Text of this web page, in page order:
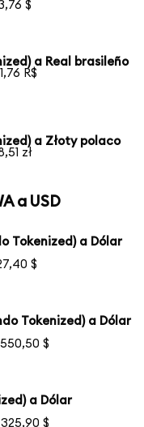
$
a Real brasileño
R$
a Złoty polaco
zł
a USD
Tokenized) a Dólar
$
Tokenized) a Dólar
$
a Dólar
$